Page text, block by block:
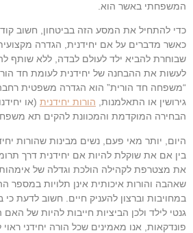
המשפחתי באשר הוא.
כדי להתחיל את המסע הזה בביטחון, חשוב
כאשר מדברים על אם יחידנית, הגדרה
שבוחרת להביא ילד לעולם לבדה, ללא שותף
לעשות את ההבחנה של יחידנית לעומת חד
“משפחה חד הורית” הוא הגדרה משפטית
גירושין או התאלמנות, הורות יחידנית (או
הבחירה המוקדמת והמכוונת להקים תא
היום, יותר מאי פעם, נשים מבינות שהורות
בין אם את שוקלת להיות אם יחידנית דרך
את מצטרפת לקהילה הולכת וגדלה של אימהות
שאהבה והורות איכותית אינן תלויות במספר
במחויבות וברצון להעניק חיים. חשוב לדעת
פונדקאות, אנו מאמינים שכל הורה יחידני ראוי